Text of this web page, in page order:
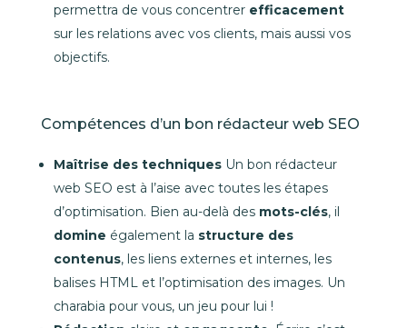
permettra de vous concentrerefficacement
sur les relations avec vos clients, mais aussi vos
objectifs.
Compétences d’un bon rédacteur web SEO
Maîtrise des techniquesUn bon rédacteur
web SEO est à l’aise avec toutes les étapes
d’optimisation. Bien au-delà des mots-clés, il
domine également la structure des
contenus, les liens externes et internes, les
balises HTML et l’optimisation des images. Un
charabia pour vous, un jeu pour lui !